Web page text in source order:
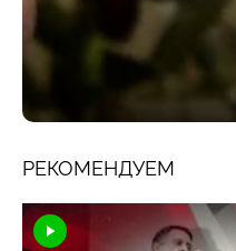
РЕКОМЕНДУЕМ